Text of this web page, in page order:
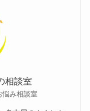
相談室
悩み相談室